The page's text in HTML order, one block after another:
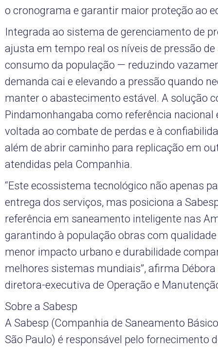
o cronograma e garantir maior proteção ao
Integrada ao sistema de gerenciamento de
ajusta em tempo real os níveis de pressão
consumo da população — reduzindo
demanda cai e elevando a pressão quando
manter o abastecimento estável. A solução
Pindamonhangaba como referência nacional
voltada ao combate de perdas e à
além de abrir caminho para replicação em
atendidas pela Companhia.
“Este ecossistema tecnológico não apenas
entrega dos serviços, mas posiciona a
referência em saneamento inteligente nas
garantindo à população obras com
menor impacto urbano e durabilidade
melhores sistemas mundiais”, afirma Débora
diretora-executiva de Operação e
Sobre a Sabesp
A Sabesp (Companhia de Saneamento
São Paulo) é responsável pelo fornecimento